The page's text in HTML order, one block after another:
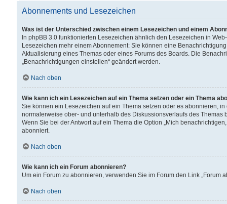
Abonnements und Lesezeichen
Was ist der Unterschied zwischen einem Lesezeichen und einem
In phpBB 3.0 funktionierten Lesezeichen ähnlich den Lesezeichen in
Lesezeichen mehr einem Abonnement: Sie können eine
Aktualisierung eines Themas oder eines Forums des Boards. Die
„Benachrichtigungen einstellen“ geändert werden.
Nach oben
Wie kann ich ein Lesezeichen auf ein Thema setzen oder ein Thema
Sie können ein Lesezeichen auf ein Thema setzen oder es abonnieren,
normalerweise ober- und unterhalb des Diskussionsverlaufs des Themas
Wenn Sie bei der Antwort auf ein Thema die Option „Mich
abonniert.
Nach oben
Wie kann ich ein Forum abonnieren?
Um ein Forum zu abonnieren, verwenden Sie im Forum den Link „Forum
Nach oben